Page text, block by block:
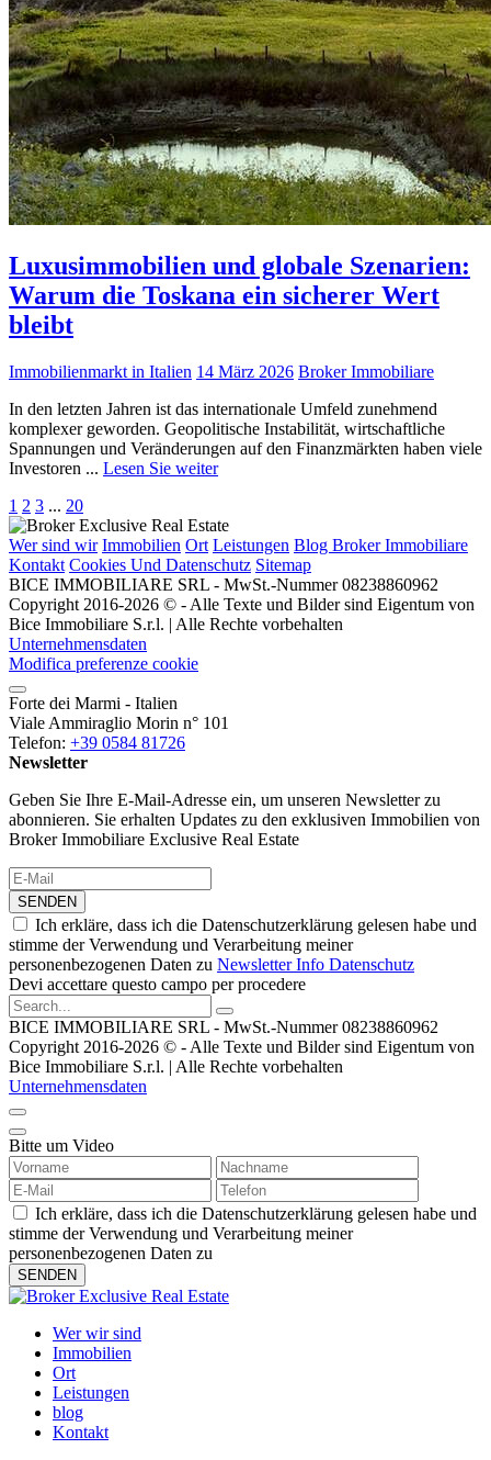
Luxusimmobilien und globale Szenarien:
Warum die Toskana ein sicherer Wert
bleibt
Immobilienmarkt in Italien 14 März 2026 Broker Immobiliare
In den letzten Jahren ist das internationale Umfeld zunehmend
komplexer geworden. Geopolitische Instabilität, wirtschaftliche
Spannungen und Veränderungen auf den Finanzmärkten haben viele
Investoren ... Lesen Sie weiter
1 2 3 ... 20
Wer sind wir Immobilien Ort Leistungen Blog Broker Immobiliare
Kontakt Cookies Und Datenschutz Sitemap
BICE IMMOBILIARE SRL - MwSt.-Nummer 08238860962
Copyright 2016-2026 © - Alle Texte und Bilder sind Eigentum von
Bice Immobiliare S.r.l. | Alle Rechte vorbehalten
Unternehmensdaten
Modifica preferenze cookie
Forte dei Marmi - Italien
Viale Ammiraglio Morin n° 101
Telefon: +39 0584 81726
Newsletter
Geben Sie Ihre E-Mail-Adresse ein, um unseren Newsletter zu
abonnieren. Sie erhalten Updates zu den exklusiven Immobilien von
Broker Immobiliare Exclusive Real Estate
SENDEN
Ich erkläre, dass ich die Datenschutzerklärung gelesen habe und
stimme der Verwendung und Verarbeitung meiner
personenbezogenen Daten zu Newsletter Info Datenschutz
Devi accettare questo campo per procedere
BICE IMMOBILIARE SRL - MwSt.-Nummer 08238860962
Copyright 2016-2026 © - Alle Texte und Bilder sind Eigentum von
Bice Immobiliare S.r.l. | Alle Rechte vorbehalten
Unternehmensdaten
Bitte um Video
Ich erkläre, dass ich die Datenschutzerklärung gelesen habe und
stimme der Verwendung und Verarbeitung meiner
personenbezogenen Daten zu
Wer wir sind
Immobilien
Ort
Leistungen
blog
Kontakt